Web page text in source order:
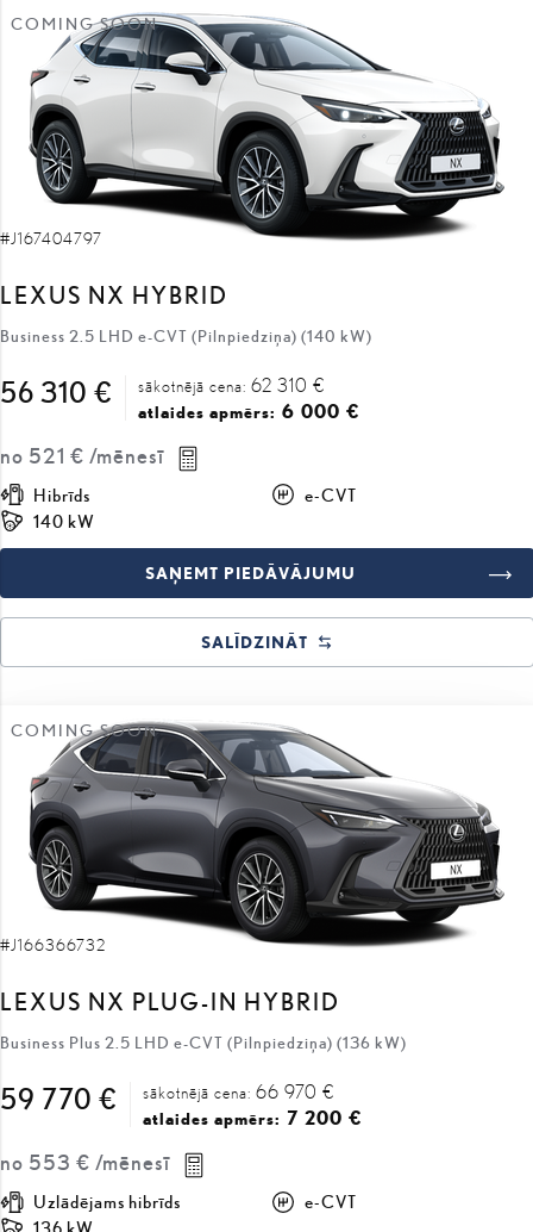
COMING SOON
#J167404797
LEXUS NX HYBRID
Business 2.5 LHD e-CVT (Pilnpiedziņa) (140 kW)
56 310 € sākotnējā cena: 62 310 €
atlaides apmērs: 6 000 €
no 521 € /mēnesī
Hibrīds
e-CVT
140 kW
SAŅEMT PIEDĀVĀJUMU
SALĪDZINĀT
COMING SOON
#J166366732
LEXUS NX PLUG-IN HYBRID
Business Plus 2.5 LHD e-CVT (Pilnpiedziņa) (136 kW)
59 770 € sākotnējā cena: 66 970 €
atlaides apmērs: 7 200 €
no 553 € /mēnesī
Uzlādējams hibrīds
e-CVT
136 kW